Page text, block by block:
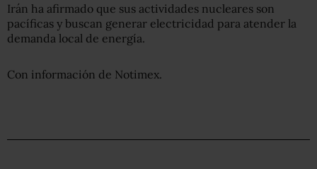
Irán ha afirmado que sus actividades nucleares son
pacíficas y buscan generar electricidad para atender la
demanda local de energía.
Con información de Notimex.